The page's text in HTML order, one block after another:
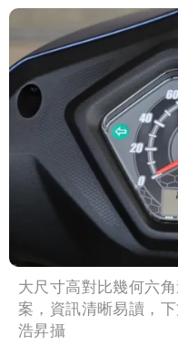
大尺寸高對比幾何六
案，資訊清晰易讀，
浩昇攝